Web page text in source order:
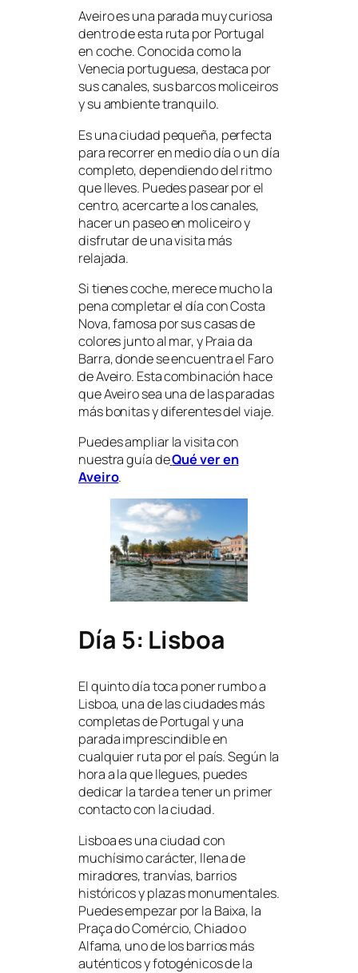
Aveiro es una parada muy curiosa
dentro de esta ruta por Portugal
en coche. Conocida como la
Venecia portuguesa, destaca por
sus canales, sus barcos moliceiros
y su ambiente tranquilo.
Es una ciudad pequeña, perfecta
para recorrer en medio día o un día
completo, dependiendo del ritmo
que lleves. Puedes pasear por el
centro, acercarte a los canales,
hacer un paseo en moliceiro y
disfrutar de una visita más
relajada.
Si tienes coche, merece mucho la
pena completar el día con Costa
Nova, famosa por sus casas de
colores junto al mar, y Praia da
Barra, donde se encuentra el Faro
de Aveiro. Esta combinación hace
que Aveiro sea una de las paradas
más bonitas y diferentes del viaje.
Puedes ampliar la visita con
nuestra guía deQué ver en
Aveiro.
Día 5: Lisboa
El quinto día toca poner rumbo a
Lisboa, una de las ciudades más
completas de Portugal y una
parada imprescindible en
cualquier ruta por el país. Según la
hora a la que llegues, puedes
dedicar la tarde a tener un primer
contacto con la ciudad.
Lisboa es una ciudad con
muchísimo carácter, llena de
miradores, tranvías, barrios
históricos y plazas monumentales.
Puedes empezar por la Baixa, la
Praça do Comércio, Chiado o
Alfama, uno de los barrios más
auténticos y fotogénicos de la